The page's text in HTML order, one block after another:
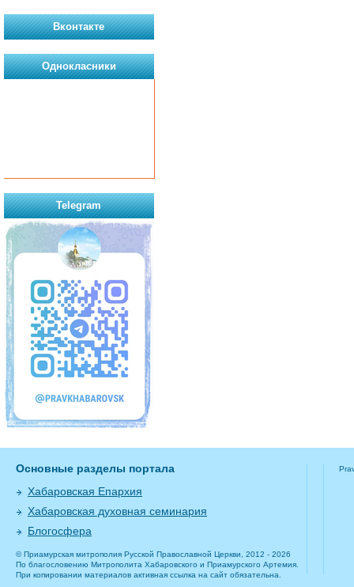
Вконтакте
Однокласники
Telegram
Основные разделы портала
Хабаровская Епархия
Хабаровская духовная семинария
Блогосфера
© Приамурская митрополия Русской Православной Церкви, 2012 - 2026
По благословению Митрополита Хабаровского и Приамурского Артемия.
При копировании материалов активная ссылка на сайт обязательна.